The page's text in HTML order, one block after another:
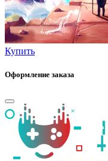
Купить
Оформление заказа